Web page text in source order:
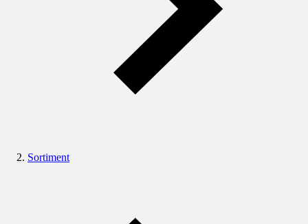
Sortiment